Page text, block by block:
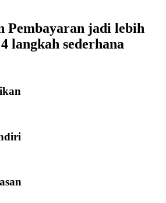
Pembayaran jadi lebih
langkah sederhana